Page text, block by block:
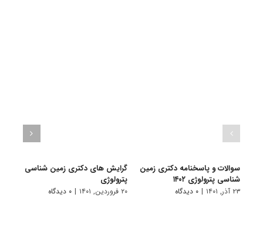
سوالات و پاسخنامه دکتری زمین
شناسی پترولوژی ۱۴۰۲
۲۳ آذر, ۱۴۰۱ | ۰ دیدگاه
گرایش های دکتری زمین شناسی
ﭘﺘﺮوﻟﻮژی
۲۰ فروردین, ۱۴۰۱ | ۰ دیدگاه